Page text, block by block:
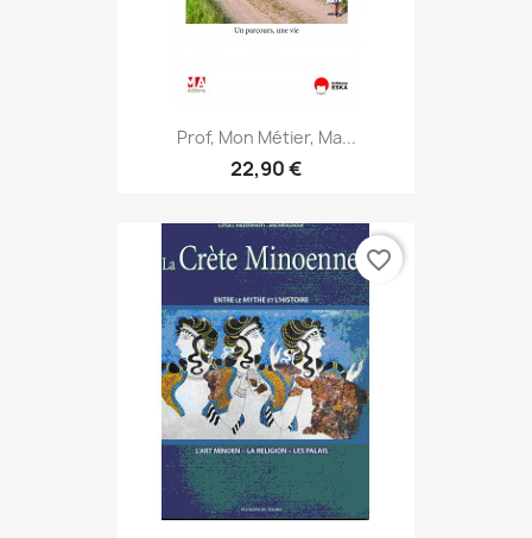
Prof, Mon Métier, Ma...
22,90 €
favorite_border